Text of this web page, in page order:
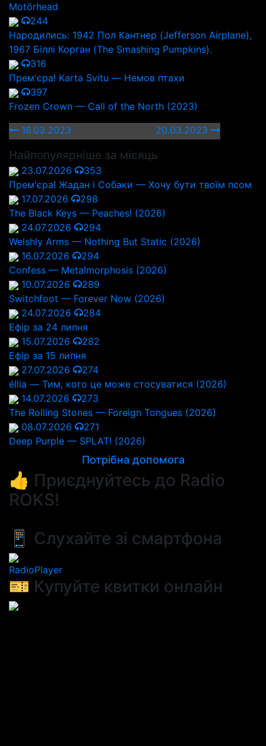
Motörhead
244
Народились: 1942 Пол Кантнер (Jefferson Airplane),
1967 Біллі Корган (The Smashing Pumpkins).
316
Прем'єра! Karta Svitu — Немов птахи
397
Frozen Сrown — Call of the North (2023)
16.03.2023
20.03.2023
Найпопулярніше за місяць
23.07.2026
353
Прем'єра! Жадан і Собаки — Хочу бути твоїм псом
17.07.2026
298
The Black Keys — Peaches! (2026)
24.07.2026
294
Welshly Arms — Nothing But Static (2026)
16.07.2026
294
Confess — Metalmorphosis (2026)
10.07.2026
289
Switchfoot — Forever Now (2026)
24.07.2026
284
Ефір за 24 липня
15.07.2026
282
Ефір за 15 липня
27.07.2026
274
éllia — Тим, кого це може стосуватися (2026)
14.07.2026
273
The Rolling Stones — Foreign Tongues (2026)
08.07.2026
271
Deep Purple — SPLAT! (2026)
Потрібна допомога
👍 Приєднуйтесь до Radio
ROKS!
📱 Слухайте зі смартфона
RadioPlayer
🎫 Купуйте квитки онлайн